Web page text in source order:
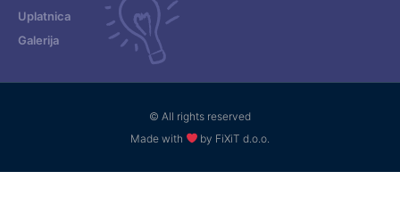
Uplatnica
Galerija
© All rights reserved
Made with
by FiXiT d.o.o.